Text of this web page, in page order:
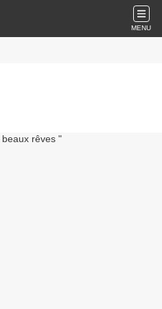
MENU